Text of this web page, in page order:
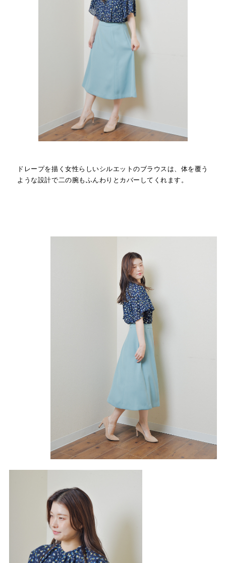
ドレープを描く女性らしいシルエットのブラウスは、体を覆う
ような設計で二の腕もふんわりとカバーしてくれます。